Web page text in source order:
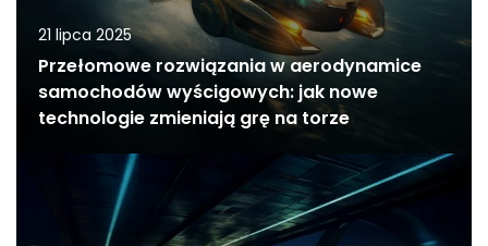
21 lipca 2025
Przełomowe rozwiązania w aerodynamice
samochodów wyścigowych: jak nowe
technologie zmieniają grę na torze